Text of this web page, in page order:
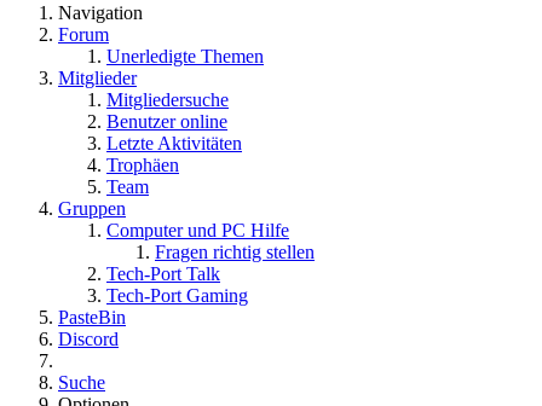
Navigation
Forum
Unerledigte Themen
Mitglieder
Mitgliedersuche
Benutzer online
Letzte Aktivitäten
Trophäen
Team
Gruppen
Computer und PC Hilfe
Fragen richtig stellen
Tech-Port Talk
Tech-Port Gaming
PasteBin
Discord
Suche